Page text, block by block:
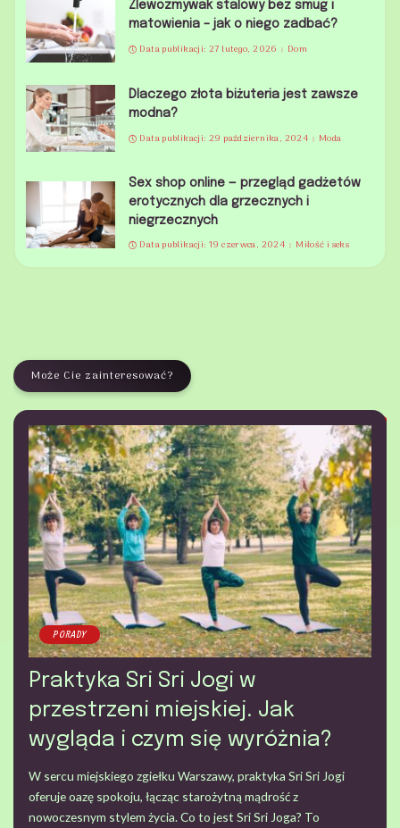
Zlewozmywak stalowy bez smug i
matowienia – jak o niego zadbać?
Data publikacji: 27 lutego, 2026 Dom
Dlaczego złota biżuteria jest zawsze
modna?
Data publikacji: 29 października, 2024 Moda
Sex shop online — przegląd gadżetów
erotycznych dla grzecznych i
niegrzecznych
Data publikacji: 19 czerwca, 2024 Miłość i seks
Może Cie zainteresować?
PORADY
Praktyka Sri Sri Jogi w
przestrzeni miejskiej. Jak
wygląda i czym się wyróżnia?
W sercu miejskiego zgiełku Warszawy, praktyka Sri Sri Jogi
oferuje oazę spokoju, łącząc starożytną mądrość z
nowoczesnym stylem życia. Co to jest Sri Sri Joga? To